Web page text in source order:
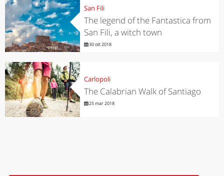
San Fili
The legend of the Fantastica from
San Fili, a witch town
30 ott 2018
Carlopoli
The Calabrian Walk of Santiago
25 mar 2018